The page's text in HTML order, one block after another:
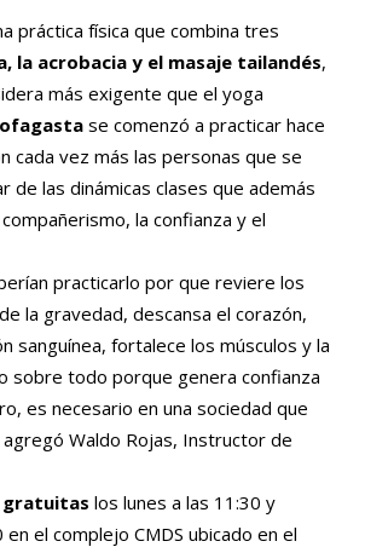
práctica física que combina tres
la acrobacia y el masaje tailandés,
más exigente que el yoga
se comenzó a practicar hace
cada vez más las personas que se
de las dinámicas clases que además
la confianza y el
practicarlo por que reviere los
la gravedad, descansa el corazón,
sanguínea, fortalece los músculos y la
sobre todo porque genera confianza
es necesario en una sociedad que
Waldo Rojas, Instructor de
gratuitas los lunes a las 11:30 y
el complejo CMDS ubicado en el